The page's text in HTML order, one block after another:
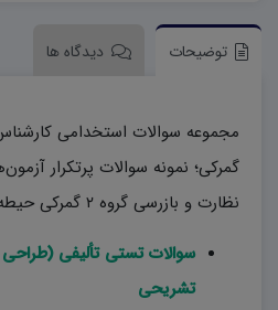
توضیحات دیدگاه ها
گمرکی؛ نمونه سوالات پرتکرار
نظارت و بازرسی گروه ۲ گمرکی حیطه تخصصی به صورت PDF
سوالات تستی تألیفی
تشریحی